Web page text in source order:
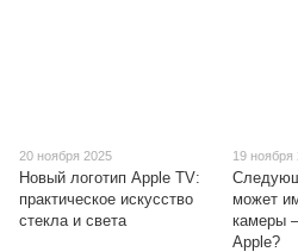
20 ноября 2025
Новый логотип Apple TV:
практическое искусство
стекла и света
19 ноября
может
камеры
Apple?